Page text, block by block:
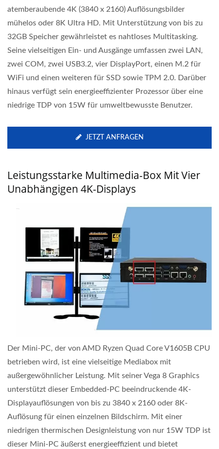
atemberaubende 4K (3840 x 2160) Auflösungsbilder
mühelos oder 8K Ultra HD. Mit Unterstützung von bis zu
32GB Speicher gewährleistet es nahtloses Multitasking.
Seine vielseitigen Ein- und Ausgänge umfassen zwei LAN,
zwei COM, zwei USB3.2, vier DisplayPort, einen M.2 für
WiFi und einen weiteren für SSD sowie TPM 2.0. Darüber
hinaus verfügt sein energieeffizienter Prozessor über eine
niedrige TDP von 15W für umweltbewusste Benutzer.
JETZT ANFRAGEN
Leistungsstarke Multimedia-Box Mit Vier
Unabhängigen 4K-Displays
Der Mini-PC, der von AMD Ryzen Quad Core V1605B CPU
betrieben wird, ist eine vielseitige Mediabox mit
außergewöhnlicher Leistung. Mit seiner Vega 8 Graphics
unterstützt dieser Embedded-PC beeindruckende 4K-
Displayauflösungen von bis zu 3840 x 2160 oder 8K-
Auflösung für einen einzelnen Bildschirm. Mit einer
niedrigen thermischen Designleistung von nur 15W TDP ist
dieser Mini-PC äußerst energieeffizient und bietet